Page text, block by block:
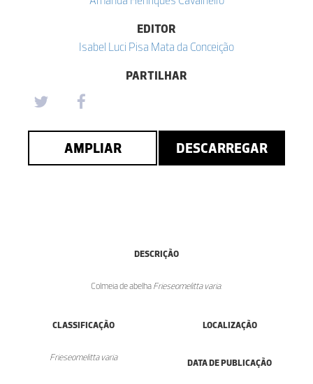
EDITOR
Isabel Luci Pisa Mata da Conceição
PARTILHAR
AMPLIAR DESCARREGAR
DESCRIÇÃO
Colmeia de abelha Frieseomelitta varia.
CLASSIFICAÇÃO
Frieseomelitta varia
LOCALIZAÇÃO
DATA DE PUBLICAÇÃO